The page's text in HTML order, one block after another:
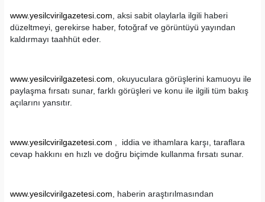
www.yesilcvirilgazetesi.com, aksi sabit olaylarla ilgili haberi
düzeltmeyi, gerekirse haber, fotoğraf ve görüntüyü yayından
kaldırmayı taahhüt eder.
www.yesilcvirilgazetesi.com, okuyuculara görüşlerini kamuoyu ile
paylaşma fırsatı sunar, farklı görüşleri ve konu ile ilgili tüm bakış
açılarını yansıtır.
www.yesilcvirilgazetesi.com , iddia ve ithamlara karşı, taraflara
cevap hakkını en hızlı ve doğru biçimde kullanma fırsatı sunar.
www.yesilcvirilgazetesi.com, haberin araştırılmasından